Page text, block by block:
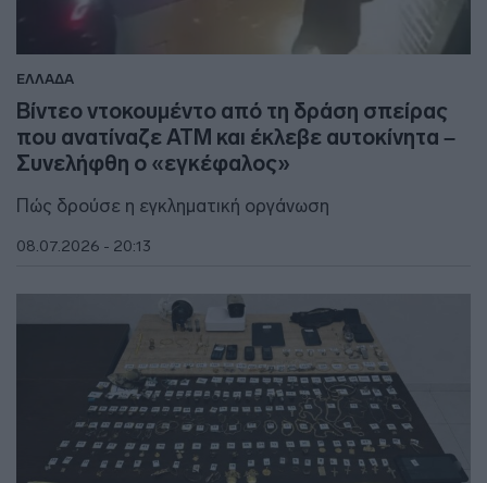
ΕΛΛΑΔΑ
Βίντεο ντοκουμέντο από τη δράση σπείρας
που ανατίναζε ATM και έκλεβε αυτοκίνητα –
Συνελήφθη ο «εγκέφαλος»
Πώς δρούσε η εγκληματική οργάνωση
08.07.2026 - 20:13